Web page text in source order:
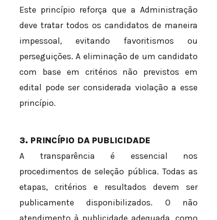
Este princípio reforça que a Administração
deve tratar todos os candidatos de maneira
impessoal, evitando favoritismos ou
perseguições. A eliminação de um candidato
com base em critérios não previstos em
edital pode ser considerada violação a esse
princípio.
3. PRINCÍPIO DA PUBLICIDADE
A transparência é essencial nos
procedimentos de seleção pública. Todas as
etapas, critérios e resultados devem ser
publicamente disponibilizados. O não
atendimento à publicidade adequada, como